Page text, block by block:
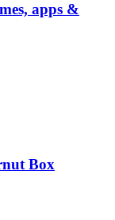
apps &
Box